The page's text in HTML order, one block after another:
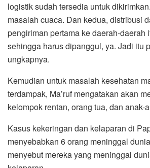
logistik sudah tersedia untuk
masalah cuaca. Dan kedua, distribusi
pengiriman pertama ke daerah-daerah
sehingga harus dipanggul, ya. Jadi itu
ungkapnya.
Kemudian untuk masalah kesehatan
terdampak, Ma’ruf mengatakan akan
kelompok rentan, orang tua, dan anak-
Kasus kekeringan dan kelaparan di
menyebabkan 6 orang meninggal
menyebut mereka yang meninggal